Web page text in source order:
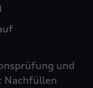
und
Nachfüllen